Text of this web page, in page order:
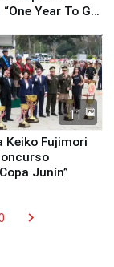
Year To Go
11
Keiko Fujimori
Junín”
chevron_right